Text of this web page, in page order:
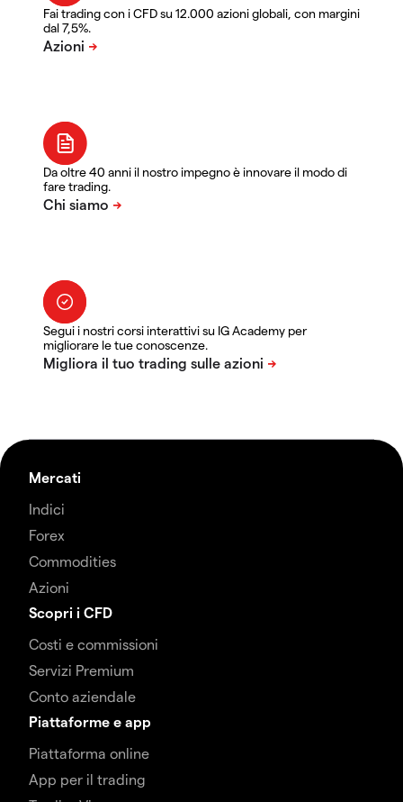
Fai trading con i CFD su 12.000 azioni globali, con margini
dal 7,5%.
Da oltre 40 anni il nostro impegno è innovare il modo di
fare trading.
Segui i nostri corsi interattivi su IG Academy per
migliorare le tue conoscenze.
Mercati
Indici
Forex
Commodities
Azioni
Scopri i CFD
Costi e commissioni
Servizi Premium
Conto aziendale
Piattaforme e app
Piattaforma online
App per il trading